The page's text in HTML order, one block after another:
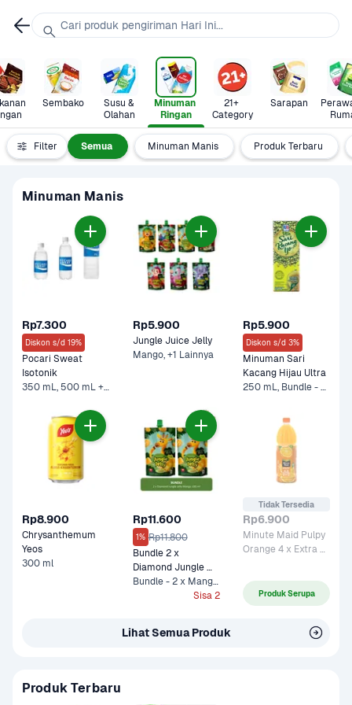
Sembako
Susu &
Olahan
Minuman
Ringan
21+
Category
Sarapan
Filter Semua Minuman Manis Produk Terbaru
Minuman Manis
Rp7.300
Diskon s/d 19%
Pocari Sweat
350 mL, 500 mL +2 Lainnya
Rp5.900
Jungle Juice Jelly
Mango, +1 Lainnya
Rp5.900
Diskon s/d 3%
Minuman Sari
Kacang Hijau Ultra
250 mL, Bundle - 5 x 250 mL*
Rp8.900
Chrysanthemum
Yeos
300 ml
Rp11.600
1% Rp11.800
Bundle 2 x
Diamond Jungle
Jelly Mango 100 ml
Bundle - 2 x Mango 100 ml
Sisa 2
Tidak Tersedia
Rp6.900
Minute Maid Pulpy
Orange 4 x Extra
Produk Serupa
Lihat Semua Produk
Produk Terbaru
Cari produk pengiriman Hari Ini...